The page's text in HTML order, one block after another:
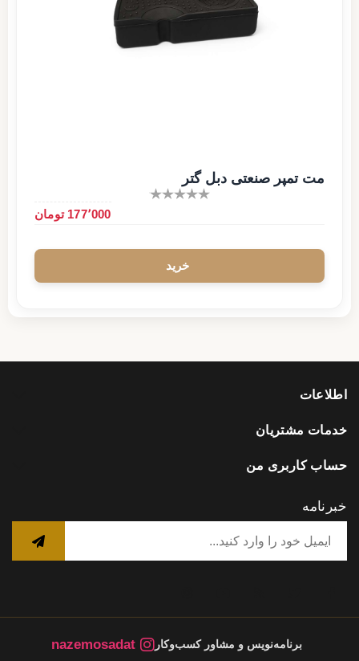
مت تمپر صنعتی دبل گتر
177٬000 تومان
اطلاعات
خدمات مشتریان
حساب کاربری من
خبرنامه
برنامه‌نویس و مشاور کسب‌وکار nazemosadat